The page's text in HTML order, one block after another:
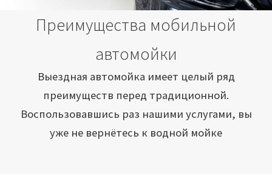
Подетальная химчистка
Как это работает
Сотрудничество
Преимущества мобильной
автомойки
Выездная автомойка имеет целый ряд
преимуществ перед традиционной.
Воспользовавшись раз нашими услугами, вы
уже не вернётесь к водной мойке